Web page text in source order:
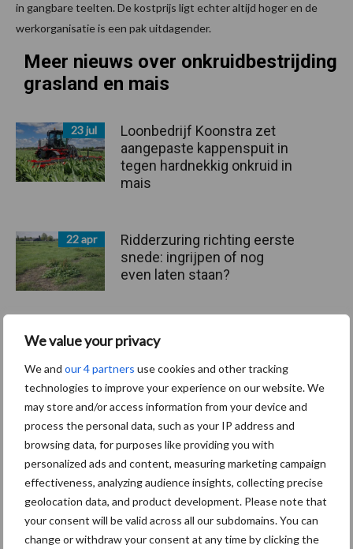
We value your privacy
We and our 4 partners use cookies and other tracking
technologies to improve your experience on our website. We
may store and/or access information from your device and
process the personal data, such as your IP address and
browsing data, for purposes like providing you with
personalized ads and content, measuring marketing campaign
effectiveness, analyzing audience insights, collecting precise
geolocation data, and product development. Please note that
your consent will be valid across all our subdomains. You can
change or withdraw your consent at any time by clicking the
in gangbare teelten. De kostprijs ligt echter altijd hoger en de
werkorganisatie is een pak uitdagender.
Meer nieuws over onkruidbestrijding
grasland en mais
23 jul
Loonbedrijf Koonstra zet
aangepaste kappenspuit in
tegen hardnekkig onkruid in
mais
22 apr
Ridderzuring richting eerste
snede: ingrijpen of nog
even laten staan?
13 feb
Gebruik van
en in de landbouw fors
gedaald tussen 2012 en
2024
22 okt
CARRÉ toont nieuwe AI-
camera en combi-applicator
op Agritechnica